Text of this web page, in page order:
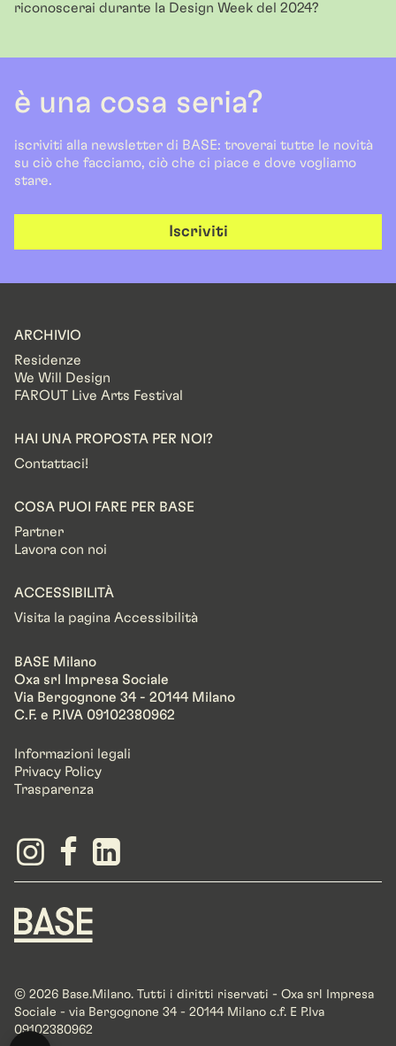
riconoscerai durante la Design Week del 2024?
è una cosa seria?
iscriviti alla newsletter di BASE: troverai tutte le novità
su ciò che facciamo, ciò che ci piace e dove vogliamo
stare.
Iscriviti
ARCHIVIO
Residenze
We Will Design
FAROUT Live Arts Festival
HAI UNA PROPOSTA PER NOI?
Contattaci!
COSA PUOI FARE PER BASE
Partner
Lavora con noi
ACCESSIBILITÀ
Visita la pagina Accessibilità
BASE Milano
Oxa srl Impresa Sociale
Via Bergognone 34 - 20144 Milano
C.F. e P.IVA 09102380962
Informazioni legali
Privacy Policy
Trasparenza
© 2026 Base.Milano. Tutti i diritti riservati - Oxa srl Impresa
Sociale - via Bergognone 34 - 20144 Milano c.f. E P.Iva
09102380962